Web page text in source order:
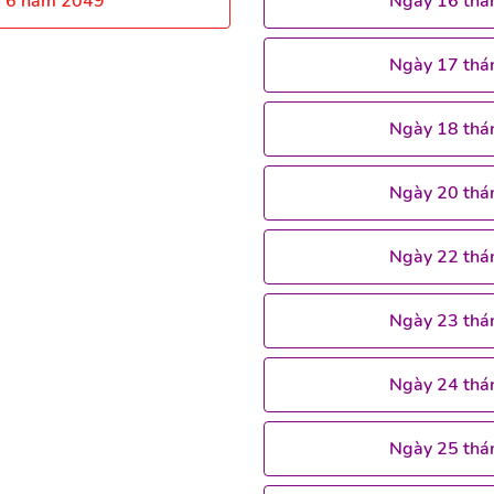
Ngày 17
Ngày 18
Ngày 20
Ngày 22
Ngày 23
Ngày 24
Ngày 25